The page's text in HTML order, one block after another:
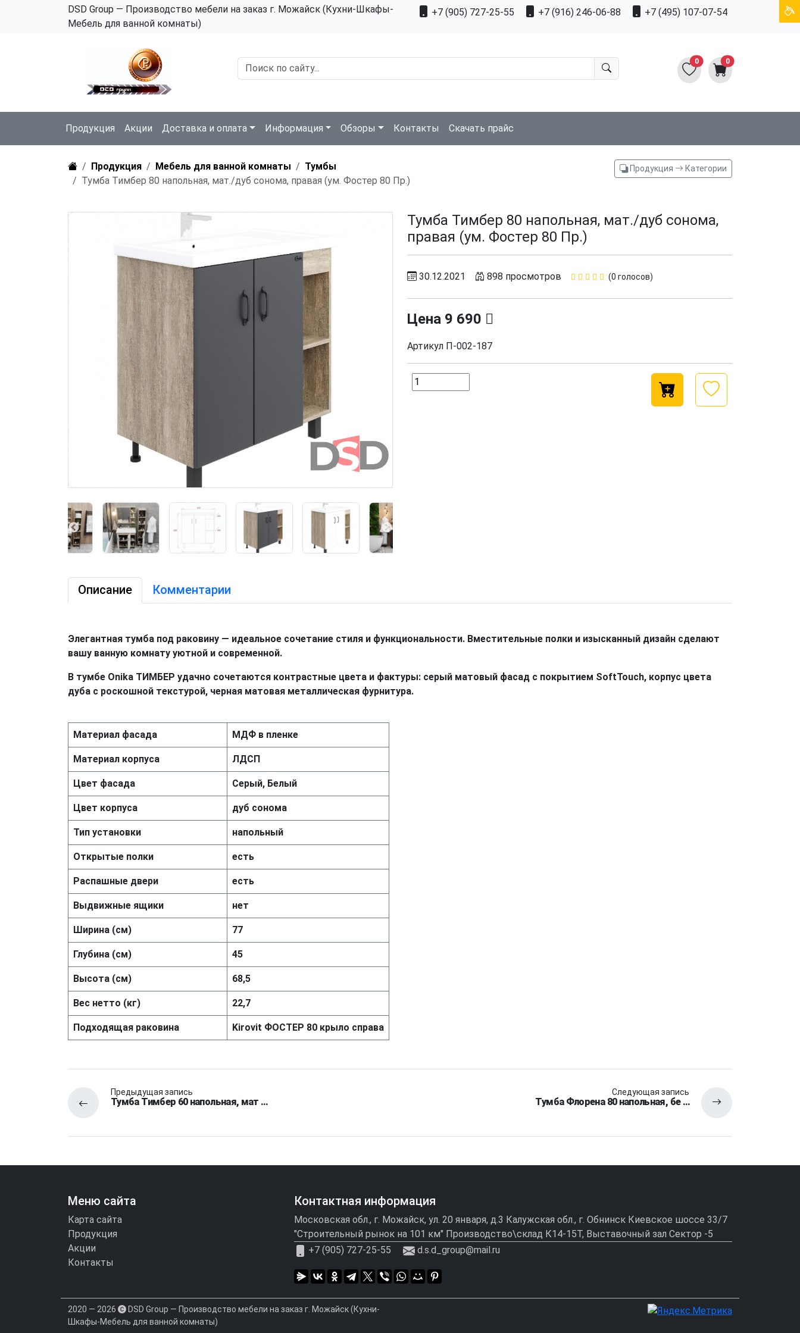
DSD Group — Производство мебели на заказ г. Можайск (Кухни-Шкафы-
Мебель для ванной комнаты)
+7 (905) 727-25-55 +7 (916) 246-06-88 +7 (495) 107-07-54
0 0
Продукция Акции Доставка и оплата Информация Обзоры Контакты Скачать прайс
Продукция Мебель для ванной комнаты
Тумбы
Тумба Тимбер 80 напольная, мат./дуб сонома, правая (ум. Фостер 80 Пр.)
Продукция Категории
Тумба Тимбер 80 напольная, мат./дуб сонома,
правая (ум. Фостер 80 Пр.)
30.12.2021 898 просмотров (0 голосов)
Цена 9 690
Артикул П-002-187
Описание Комментарии
Элегантная тумба под раковину — идеальное сочетание стиля и функциональности. Вместительные полки и изысканный дизайн сделают
вашу ванную комнату уютной и современной.
В тумбе Onika ТИМБЕР удачно сочетаются контрастные цвета и фактуры: серый матовый фасад с покрытием SoftTouch, корпус цвета
дуба с роскошной текстурой, черная матовая металлическая фурнитура.
Материал фасада МДФ в пленке
Материал корпуса ЛДСП
Цвет фасада Серый, Белый
Цвет корпуса дуб сонома
Тип установки напольный
Открытые полки есть
Распашные двери есть
Выдвижные ящики нет
Ширина (см) 77
Глубина (см) 45
Высота (см) 68,5
Вес нетто (кг) 22,7
Подходящая раковина Kirovit ФОСТЕР 80 крыло справа
Предыдущая запись
Тумба Тимбер 60 напольная, мат …
Следующая запись
Тумба Флорена 80 напольная, бе …
Меню сайта
Карта сайта
Продукция
Акции
Контакты
Контактная информация
Московская обл., г. Можайск, ул. 20 января, д.3 Калужская обл., г. Обнинск Киевское шоссе 33/7
"Строительный рынок на 101 км" Производство\склад К14-15Т, Выставочный зал Сектор -5
+7 (905) 727-25-55
d.s.d_group@mail.ru
2020 — 2026
DSD Group — Производство мебели на заказ г. Можайск (Кухни-
Шкафы-Мебель для ванной комнаты)